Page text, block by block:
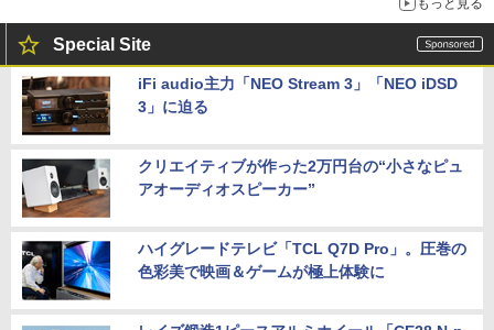
もっと見る
Special Site
iFi audio主力「NEO Stream 3」「NEO iDSD
3」に迫る
クリエイティブが作った2万円台の“小さなピュ
アオーディオスピーカー”
ハイグレードテレビ「TCL Q7D Pro」。圧巻の
色彩美で映画＆ゲームが極上体験に